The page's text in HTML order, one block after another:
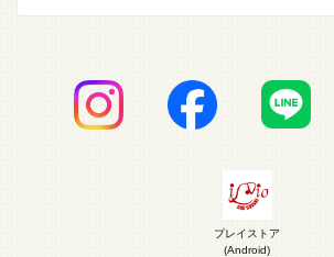
プレイストア
(Android)